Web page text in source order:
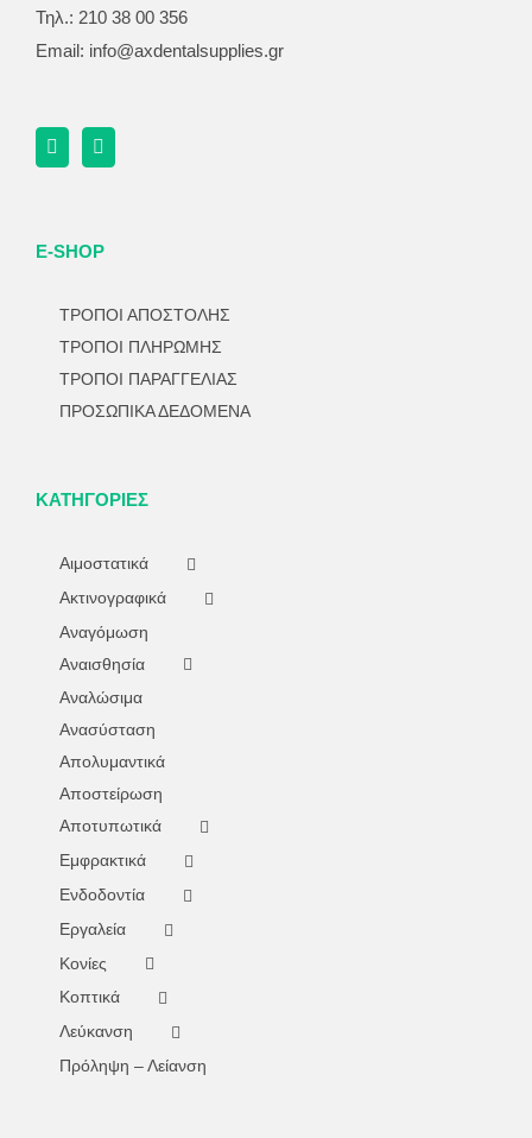
Τηλ.: 210 38 00 356
Email: info@axdentalsupplies.gr
E-SHOP
ΤΡΟΠΟΙ ΑΠΟΣΤΟΛΗΣ
ΤΡΟΠΟΙ ΠΛΗΡΩΜΗΣ
ΤΡΟΠΟΙ ΠΑΡΑΓΓΕΛΙΑΣ
ΠΡΟΣΩΠΙΚΑ ΔΕΔΟΜΕΝΑ
ΚΑΤΗΓΟΡΊΕΣ
Αιμοστατικά
Ακτινογραφικά
Αναγόμωση
Αναισθησία
Αναλώσιμα
Ανασύσταση
Απολυμαντικά
Αποστείρωση
Αποτυπωτικά
Εμφρακτικά
Ενδοδοντία
Εργαλεία
Κονίες
Κοπτικά
Λεύκανση
Πρόληψη – Λείανση